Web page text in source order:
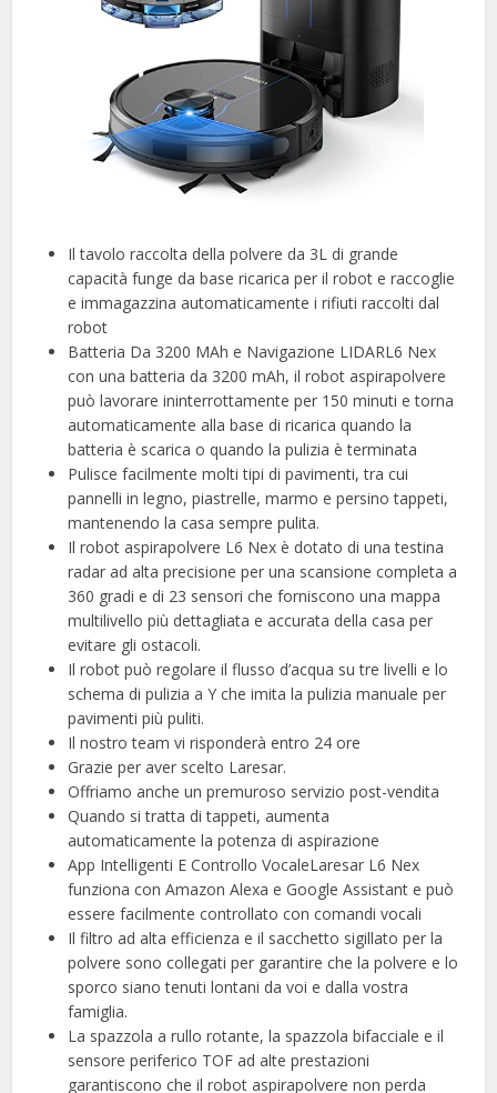
Il tavolo raccolta della polvere da 3L di grande
capacità funge da base ricarica per il robot e raccoglie
e immagazzina automaticamente i rifiuti raccolti dal
robot
Batteria Da 3200 MAh e Navigazione LIDARL6 Nex
con una batteria da 3200 mAh, il robot aspirapolvere
può lavorare ininterrottamente per 150 minuti e torna
automaticamente alla base di ricarica quando la
batteria è scarica o quando la pulizia è terminata
Pulisce facilmente molti tipi di pavimenti, tra cui
pannelli in legno, piastrelle, marmo e persino tappeti,
mantenendo la casa sempre pulita.
Il robot aspirapolvere L6 Nex è dotato di una testina
radar ad alta precisione per una scansione completa a
360 gradi e di 23 sensori che forniscono una mappa
multilivello più dettagliata e accurata della casa per
evitare gli ostacoli.
Il robot può regolare il flusso d’acqua su tre livelli e lo
schema di pulizia a Y che imita la pulizia manuale per
pavimenti più puliti.
Il nostro team vi risponderà entro 24 ore
Grazie per aver scelto Laresar.
Offriamo anche un premuroso servizio post-vendita
Quando si tratta di tappeti, aumenta
automaticamente la potenza di aspirazione
App Intelligenti E Controllo VocaleLaresar L6 Nex
funziona con Amazon Alexa e Google Assistant e può
essere facilmente controllato con comandi vocali
Il filtro ad alta efficienza e il sacchetto sigillato per la
polvere sono collegati per garantire che la polvere e lo
sporco siano tenuti lontani da voi e dalla vostra
famiglia.
La spazzola a rullo rotante, la spazzola bifacciale e il
sensore periferico TOF ad alte prestazioni
garantiscono che il robot aspirapolvere non perda